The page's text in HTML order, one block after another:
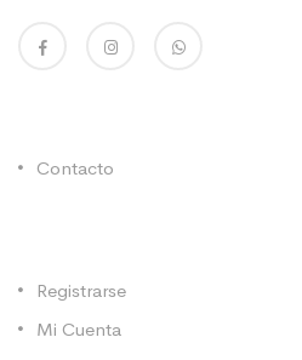
Contacto
Registrarse
Mi Cuenta